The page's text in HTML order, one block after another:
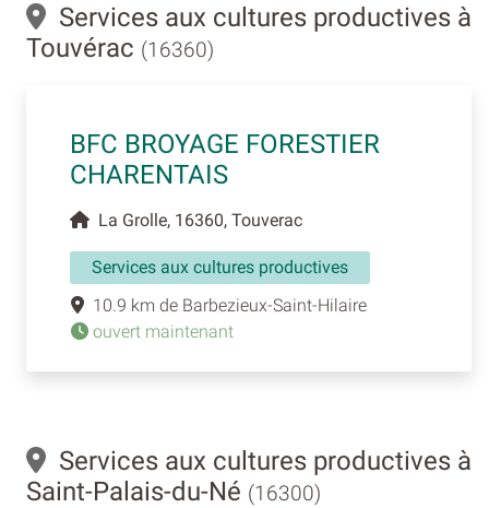
Services aux cultures productives à
Touvérac (16360)
BFC BROYAGE FORESTIER
CHARENTAIS
La Grolle, 16360, Touverac
Services aux cultures productives
10.9 km de Barbezieux-Saint-Hilaire
ouvert maintenant
Services aux cultures productives à
Saint-Palais-du-Né (16300)